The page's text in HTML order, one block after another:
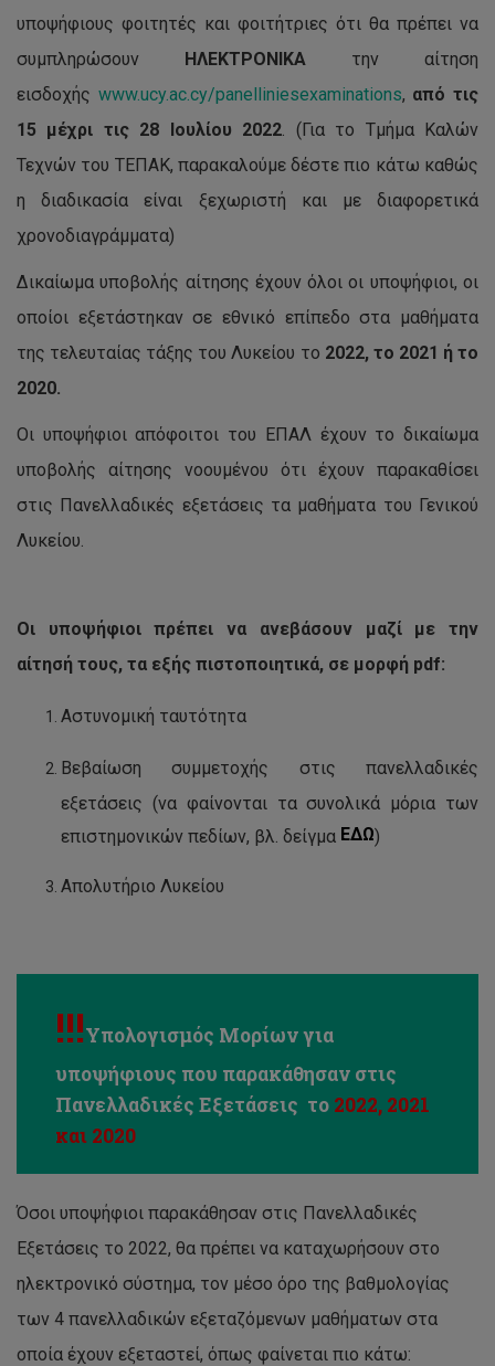
υποψήφιους φοιτητές και φοιτήτριες ότι θα πρέπει να
συμπληρώσουν ΗΛΕΚΤΡΟΝΙΚΑ την αίτηση
εισδοχής www.ucy.ac.cy/panelliniesexaminations, από τις
15 μέχρι τις 28 Ιουλίου 2022. (Για το Τμήμα Καλών
Τεχνών του ΤΕΠΑΚ, παρακαλούμε δέστε πιο κάτω καθώς
η διαδικασία είναι ξεχωριστή και με διαφορετικά
χρονοδιαγράμματα)
Δικαίωμα υποβολής αίτησης έχουν όλοι οι υποψήφιοι, οι
οποίοι εξετάστηκαν σε εθνικό επίπεδο στα μαθήματα
της τελευταίας τάξης του Λυκείου το 2022, το 2021 ή το
2020.
Οι υποψήφιοι απόφοιτοι του ΕΠΑΛ έχουν το δικαίωμα
υποβολής αίτησης νοουμένου ότι έχουν παρακαθίσει
στις Πανελλαδικές εξετάσεις τα μαθήματα του Γενικού
Λυκείου.
Οι υποψήφιοι πρέπει να ανεβάσουν μαζί με την
αίτησή τους, τα εξής πιστοποιητικά, σε μορφή pdf:
Αστυνομική ταυτότητα
Βεβαίωση συμμετοχής στις πανελλαδικές
εξετάσεις (να φαίνονται τα συνολικά μόρια των
επιστημονικών πεδίων, βλ. δείγμα ΕΔΩ)
Απολυτήριο Λυκείου
!!!Υπολογισμός Μορίων για
υποψήφιους που παρακάθησαν στις
Πανελλαδικές Εξετάσεις το 2022, 2021
και 2020
Όσοι υποψήφιοι παρακάθησαν στις Πανελλαδικές
Εξετάσεις το 2022, θα πρέπει να καταχωρήσουν στο
ηλεκτρονικό σύστημα, τον μέσο όρο της βαθμολογίας
των 4 πανελλαδικών εξεταζόμενων μαθήματων στα
οποία έχουν εξεταστεί, όπως φαίνεται πιο κάτω: